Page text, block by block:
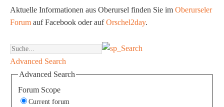
Aktuelle Informationen aus Oberursel finden Sie im Oberurseler
Forum auf Facebook oder aufOrschel2day.
Advanced Search
Advanced Search
Forum Scope
Current forum